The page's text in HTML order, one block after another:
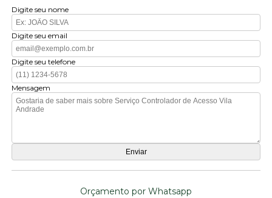
Digite seu nome
Digite seu email
Digite seu telefone
Mensagem
Orçamento por Whatsapp